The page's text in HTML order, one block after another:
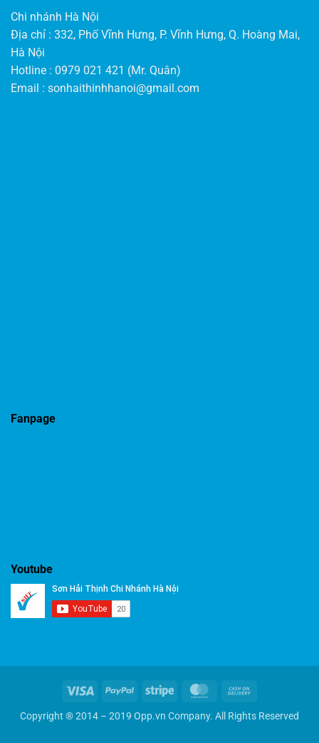
Chi nhánh Hà Nội
Địa chỉ : 332, Phố Vĩnh Hưng, P. Vĩnh Hưng, Q. Hoàng Mai,
Hà Nội
Hotline : 0979 021 421 (Mr. Quân)
Email : sonhaithinhhanoi@gmail.com
Fanpage
Youtube
Visa PayPal Stripe MasterCard
Delivery
Copyright ® 2014 – 2019 Opp.vn Company. All Rights Reserved